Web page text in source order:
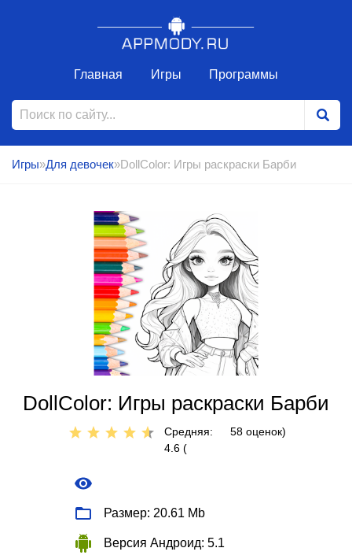
Главная Игры Программы
Игры»Для девочек»DollColor: Игры раскраски Барби
DollColor: Игры раскраски Барби
Средняя:
4.6 (
58 оценок)
Размер: 20.61 Mb
Версия Андроид: 5.1